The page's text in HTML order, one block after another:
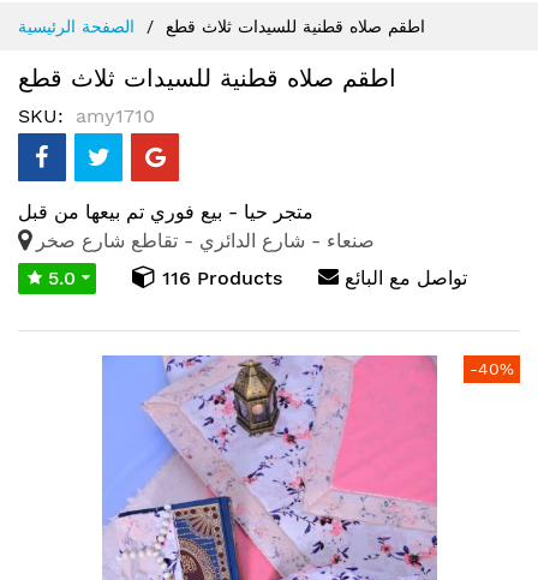
إلى
المحتوى
الصفحة الرئيسية اطقم صلاه قطنية للسيدات ثلاث قطع
اطقم صلاه قطنية للسيدات ثلاث قطع
SKU amy1710
تم بيعها من قبل متجر حيا - بيع فوري
صنعاء - شارع الدائري - تقاطع شارع صخر
5.0
116 Products تواصل مع البائع
-40%